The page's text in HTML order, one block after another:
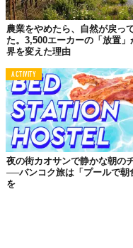
合えたらという願いのこ
を見直す2021年とするの
農業をやめたら、自然が戻っ
た。3,500エーカーの「放置」
界を変えた理由
ACTIVITY
夜の街カオサンで静かな朝の
──バンコク旅は「プールで朝
を